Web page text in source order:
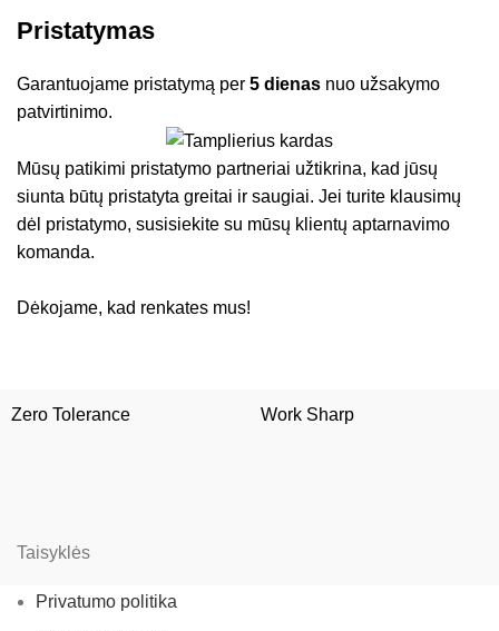
Pristatymas
Garantuojame pristatymą per5 dienas nuo užsakymo
patvirtinimo.
Mūsų patikimi pristatymo partneriai užtikrina, kad jūsų
siunta būtų pristatyta greitai ir saugiai. Jei turite klausimų
dėl pristatymo, susisiekite su mūsų klientų aptarnavimo
komanda.
Dėkojame, kad renkates mus!
Zero Tolerance Work Sharp
Taisyklės
Privatumo politika